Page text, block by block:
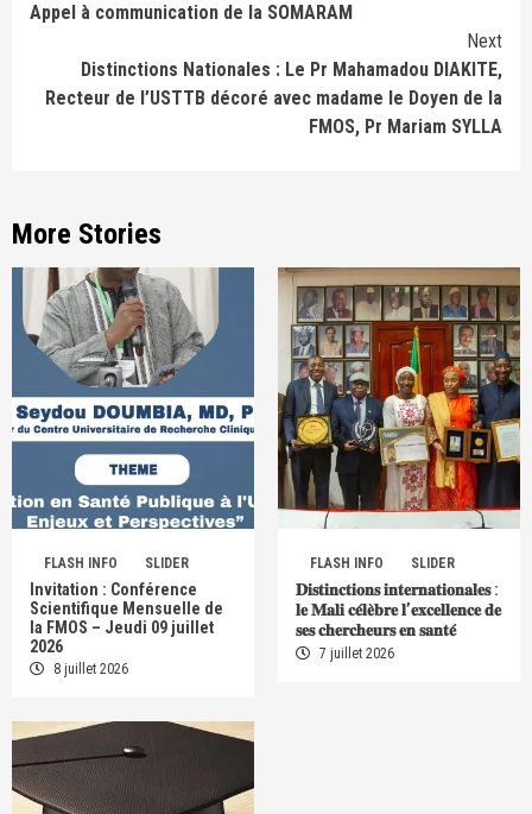
Reading
Appel à communication de la SOMARAM
Next
Distinctions Nationales : Le Pr Mahamadou DIAKITE,
Recteur de l’USTTB décoré avec madame le Doyen de la
FMOS, Pr Mariam SYLLA
More Stories
FLASH INFO SLIDER
Invitation : Conférence
Scientifique Mensuelle de
la FMOS – Jeudi 09 juillet
2026
8 juillet 2026
FLASH INFO SLIDER
𝐃𝐢𝐬𝐭𝐢𝐧𝐜𝐭𝐢𝐨𝐧𝐬 𝐢𝐧𝐭𝐞𝐫𝐧𝐚𝐭𝐢𝐨𝐧𝐚𝐥𝐞𝐬 :
𝐥𝐞 𝐌𝐚𝐥𝐢 𝐜𝐞́𝐥𝐞̀𝐛𝐫𝐞 𝐥’𝐞𝐱𝐜𝐞𝐥𝐥𝐞𝐧𝐜𝐞 𝐝𝐞
𝐬𝐞𝐬 𝐜𝐡𝐞𝐫𝐜𝐡𝐞𝐮𝐫𝐬 𝐞𝐧 𝐬𝐚𝐧𝐭𝐞́
7 juillet 2026